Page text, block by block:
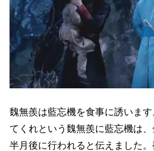
魏無羨は藍忘機を食事に誘いま
てくれという魏無羨に藍忘機は
半月後に行われると伝えました